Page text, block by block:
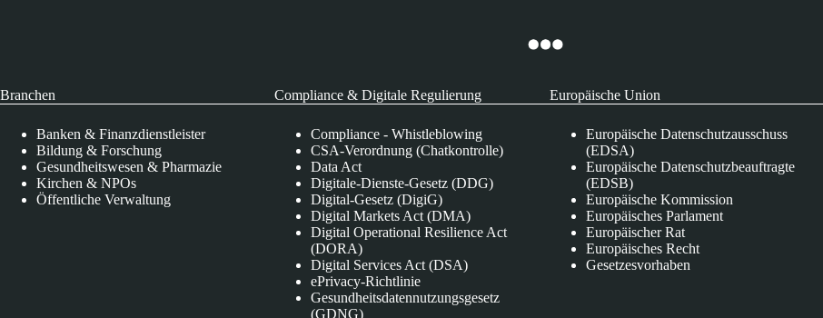
Branchen
Banken & Finanzdienstleister
Bildung & Forschung
Gesundheitswesen & Pharmazie
Kirchen & NPOs
Öffentliche Verwaltung
Compliance & Digitale Regulierung
Compliance - Whistleblowing
CSA-Verordnung (Chatkontrolle)
Data Act
Digitale-Dienste-Gesetz (DDG)
Digital-Gesetz (DigiG)
Digital Markets Act (DMA)
Digital Operational Resilience Act
(DORA)
Digital Services Act (DSA)
ePrivacy-Richtlinie
Gesundheitsdatennutzungsgesetz
(GDNG)
Europäische Union
Europäische Datenschutzausschuss
(EDSA)
Europäische Datenschutzbeauftragte
(EDSB)
Europäische Kommission
Europäisches Parlament
Europäischer Rat
Europäisches Recht
Gesetzesvorhaben